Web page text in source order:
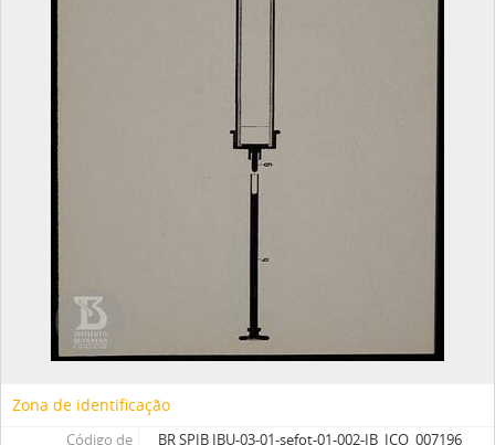
Zona de identificação
Código de BR SPIB IBU-03-01-sefot-01-002-IB_ICO_007196